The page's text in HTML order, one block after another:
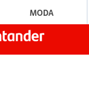
MODA